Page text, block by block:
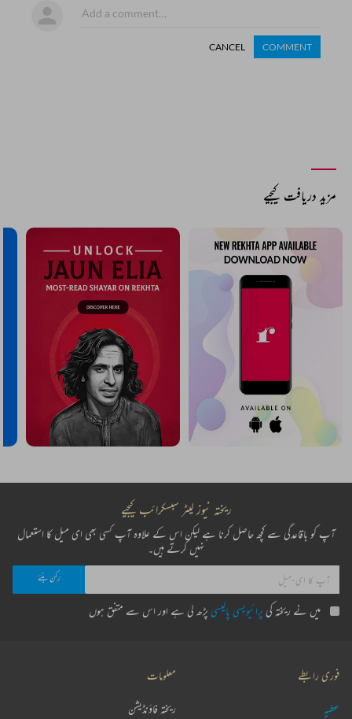
CANCEL COMMENT
مزید دریافت کیجیے
ریختہ نیوز لیٹر سبسکرائب کیجیے
آپ کو باقاعدگی سے کچھ حاصل کرنا ہے لیکن اس کے علاوہ آپ کسی بھی ای میل کا استعمال
نہیں کرتے ہیں۔
میں نے ریختہ کی پرائیویسی پالیسی پڑھ لی ہے اور اس سے متفق ہوں
فوری رابطے
عطیہ
معلومات
ریختہ فاؤنڈیشن